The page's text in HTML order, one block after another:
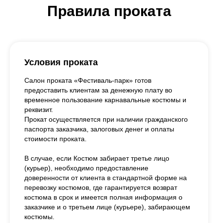
Правила проката
Условия проката
Салон проката «Фестиваль-парк» готов
предоставить клиентам за денежную плату во
временное пользование карнавальные костюмы и
реквизит.
Прокат осуществляется при наличии гражданского
паспорта заказчика, залоговых денег и оплаты
стоимости проката.
В случае, если Костюм забирает третье лицо
(курьер), необходимо предоставление
доверенности от клиента в стандартной форме на
перевозку костюмов, где гарантируется возврат
костюма в срок и имеется полная информация о
заказчике и о третьем лице (курьере), забирающем
костюмы.